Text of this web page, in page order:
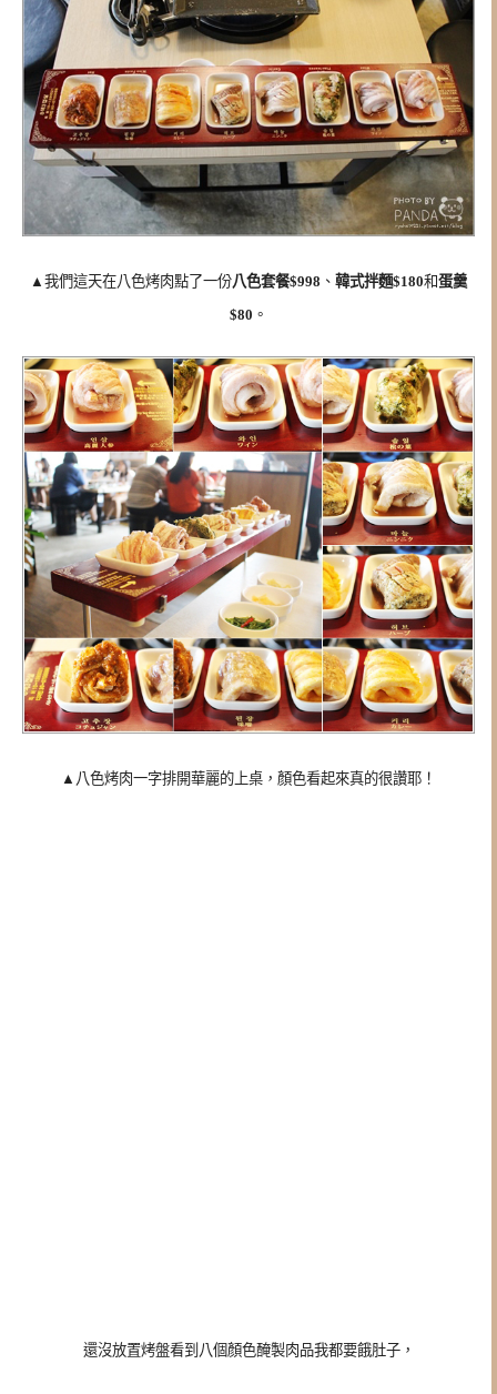
▲我們這天在八色烤肉點了一份八色套餐$998 、 韓式拌麵$180和蛋羹
$80 。
▲八色烤肉一字排開華麗的上桌，顏色看起來真的很讚耶！
還沒放置烤盤看到八個顏色醃製肉品我都要餓肚子，